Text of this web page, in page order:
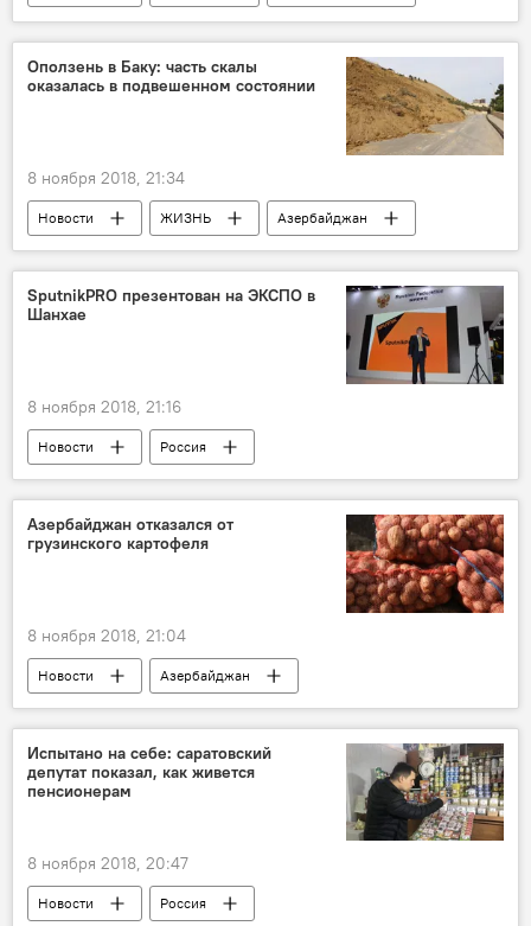
Происшествия
Иранец
наркотики
Место
Граница пограничники
Оползень в Баку: часть скалы
оказалась в подвешенном состоянии
8 ноября 2018, 21:34
Новости ЖИЗНЬ
Азербайджан
Происшествия
Состояние
оползень
скала
SputnikPRO презентован на ЭКСПО в
Шанхае
8 ноября 2018, 21:16
Новости
Россия
Проект SputnikPro в Азербайджане
Азербайджан отказался от
грузинского картофеля
8 ноября 2018, 21:04
Новости
Азербайджан
Новости мира
Экономика
Испытано на себе: саратовский
депутат показал, как живется
пенсионерам
8 ноября 2018, 20:47
Новости Россия